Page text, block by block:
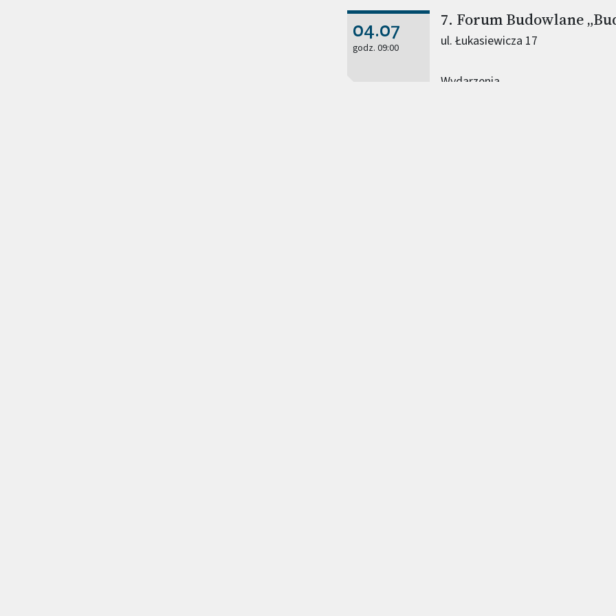
04.07
godz. 09:00
7. Forum Budowlane
ul. Łukasiewicza 17
Wydarzenia